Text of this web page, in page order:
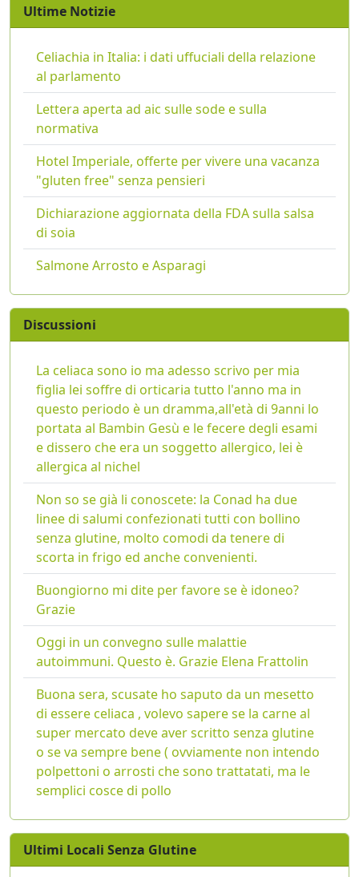
Ultime Notizie
Celiachia in Italia: i dati uffuciali della relazione
al parlamento
Lettera aperta ad aic sulle sode e sulla
normativa
Hotel Imperiale, offerte per vivere una vacanza
"gluten free" senza pensieri
Dichiarazione aggiornata della FDA sulla salsa
di soia
Salmone Arrosto e Asparagi
Discussioni
La celiaca sono io ma adesso scrivo per mia
figlia lei soffre di orticaria tutto l'anno ma in
questo periodo è un dramma,all'età di 9anni lo
portata al Bambin Gesù e le fecere degli esami
e dissero che era un soggetto allergico, lei è
allergica al nichel
Non so se già li conoscete: la Conad ha due
linee di salumi confezionati tutti con bollino
senza glutine, molto comodi da tenere di
scorta in frigo ed anche convenienti.
Buongiorno mi dite per favore se è idoneo?
Grazie
Oggi in un convegno sulle malattie
autoimmuni. Questo è. Grazie Elena Frattolin
Buona sera, scusate ho saputo da un mesetto
di essere celiaca , volevo sapere se la carne al
super mercato deve aver scritto senza glutine
o se va sempre bene ( ovviamente non intendo
polpettoni o arrosti che sono trattatati, ma le
semplici cosce di pollo
Ultimi Locali Senza Glutine